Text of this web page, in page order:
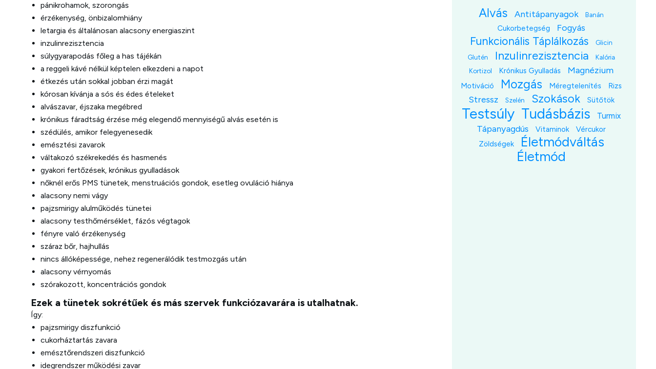
pánikrohamok, szorongás
érzékenység, önbizalomhiány
letargia és általánosan alacsony energiaszint
inzulinrezisztencia
súlygyarapodás főleg a has tájékán
a reggeli kávé nélkül képtelen elkezdeni a napot
étkezés után sokkal jobban érzi magát
kórosan kívánja a sós és édes ételeket
alvászavar, éjszaka megébred
krónikus fáradtság érzése még elegendő mennyiségű alvás esetén is
szédülés, amikor felegyenesedik
emésztési zavarok
váltakozó székrekedés és hasmenés
gyakori fertőzések, krónikus gyulladások
nőknél erős PMS tünetek, menstruációs gondok, esetleg ovuláció hiánya
alacsony nemi vágy
pajzsmirigy alulműködés tünetei
alacsony testhőmérséklet, fázós végtagok
fényre való érzékenység
száraz bőr, hajhullás
nincs állóképessége, nehez regenerálódik testmozgás után
alacsony vérnyomás
szórakozott, koncentrációs gondok
Ezek a tünetek sokrétűek és más szervek funkciózavarára is utalhatnak.
Így:
pajzsmirigy diszfunkció
cukorháztartás zavara
emésztőrendszeri diszfunkció
idegrendszer működési zavar
Alvás Antitápanyagok Banán
Cukorbetegség Fogyás
Funkcionális Táplálkozás
Glicin
Glutén
Inzulinrezisztencia
Kalória
Kortizol
Krónikus Gyulladás Magnézium
Motiváció Mozgás Méregtelenítés Rizs
Stressz Szelén Szokások Sütőtök
Testsúly Tudásbázis Turmix
Tápanyagdús Vitaminok
Vércukor
Zöldségek
Életmódváltás
Életmód